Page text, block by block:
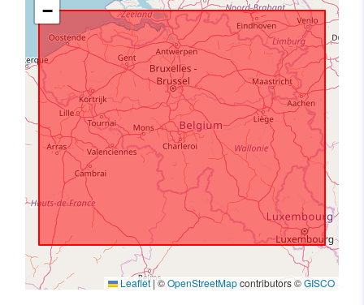
−
Leaflet|©OpenStreetMapcontributors ©GISCO